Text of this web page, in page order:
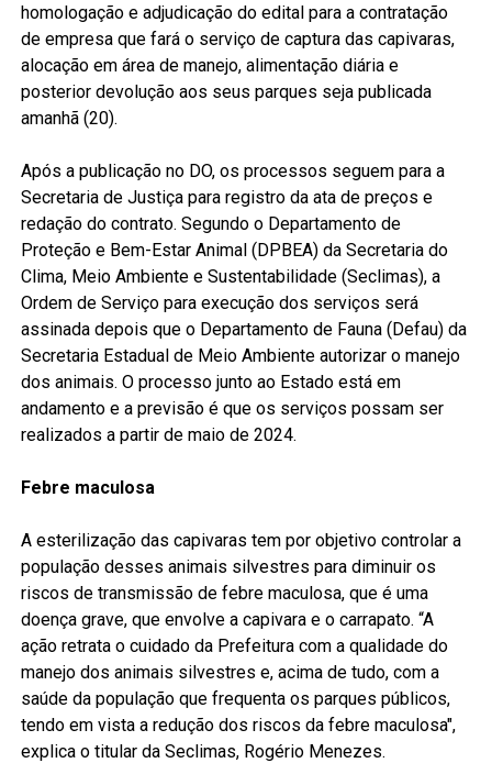
homologação e adjudicação do edital para a contratação
de empresa que fará o serviço de captura das capivaras,
alocação em área de manejo, alimentação diária e
posterior devolução aos seus parques seja publicada
amanhã (20).
Após a publicação no DO, os processos seguem para a
Secretaria de Justiça para registro da ata de preços e
redação do contrato. Segundo o Departamento de
Proteção e Bem-Estar Animal (DPBEA) da Secretaria do
Clima, Meio Ambiente e Sustentabilidade (Seclimas), a
Ordem de Serviço para execução dos serviços será
assinada depois que o Departamento de Fauna (Defau) da
Secretaria Estadual de Meio Ambiente autorizar o manejo
dos animais. O processo junto ao Estado está em
andamento e a previsão é que os serviços possam ser
realizados a partir de maio de 2024.
Febre maculosa
A esterilização das capivaras tem por objetivo controlar a
população desses animais silvestres para diminuir os
riscos de transmissão de febre maculosa, que é uma
doença grave, que envolve a capivara e o carrapato. “A
ação retrata o cuidado da Prefeitura com a qualidade do
manejo dos animais silvestres e, acima de tudo, com a
saúde da população que frequenta os parques públicos,
tendo em vista a redução dos riscos da febre maculosa",
explica o titular da Seclimas, Rogério Menezes.